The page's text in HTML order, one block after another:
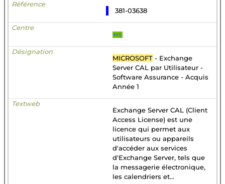
381-03638
MS
MICROSOFT - Exchange
Server CAL par Utilisateur -
Software Assurance - Acquis
Année 1
Exchange Server CAL (Client
Access License) est une
licence qui permet aux
utilisateurs ou appareils
d'accéder aux services
d'Exchange Server, tels que
la messagerie électronique,
les calendriers et...